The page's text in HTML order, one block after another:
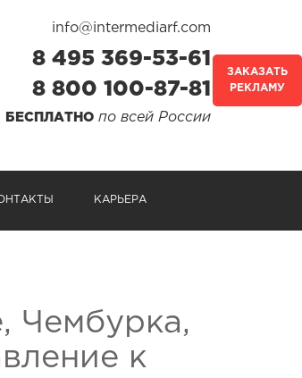
info@intermediarf.com
8 495 369-53-61
8 800 100-87-81
БЕСПЛАТНО по всей России
КАРЬЕРА
ЗАКАЗАТЬ
РЕКЛАМУ
Чембурка,
к